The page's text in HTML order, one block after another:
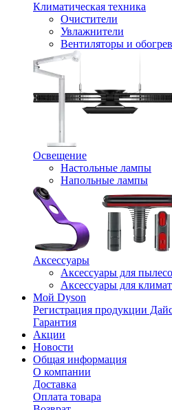
Климатическая техника
Очистители
Увлажнители
Вентиляторы и
Освещение
Настольные лампы
Напольные лампы
Аксессуары
Аксессуары для
Аксессуары для
Мой Dyson
Регистрация продукции
Гарантия
Акции
Новости
Общая информация
О компании
Доставка
Оплата товара